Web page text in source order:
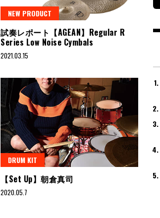
NEW PRODUCT
試奏レポート【AGEAN】Regular R
Series Low Noise Cymbals
2021.03.15
DRUM KIT
【Set Up】朝倉真司
2020.05.7